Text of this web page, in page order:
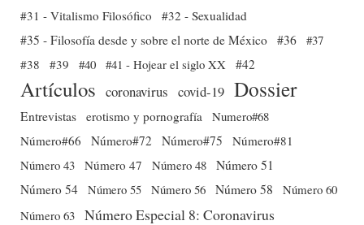
#31 - Vitalismo Filosófico
#32 - Sexualidad
#35 - Filosofía desde y sobre el norte de México #36 #37
#38
#39 #40 #41 - Hojear el siglo XX #42
Artículos coronavirus covid-19 Dossier
Entrevistas erotismo y pornografía
Numero#68
Número#66
Número#72 Número#75
Número#81
Número 43 Número 47 Número 48 Número 51
Número 54 Número 55 Número 56 Número 58
Número 60
Número 63 Número Especial 8: Coronavirus